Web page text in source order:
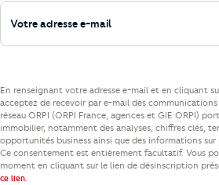
Votre adresse e-mail
En renseignant votre adresse e-mail et en cliquant
acceptez de recevoir par e-mail des
réseau ORPI (ORPI France, agences et GIE ORPI)
immobilier, notamment des analyses, chiffres clés,
opportunités business ainsi que des informations sur
Ce consentement est entièrement facultatif. Vous
moment en cliquant sur le lien de désinscription
ce lien.